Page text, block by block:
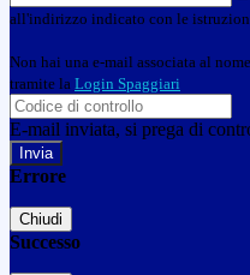
all'indirizzo indicato con le
Non hai una e-mail associata al
tramite la Login Spaggiari
E-mail inviata, si prega di
Errore
Chiudi
Successo